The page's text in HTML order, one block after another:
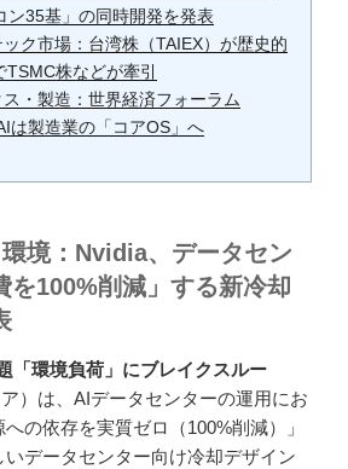
ン35基」の同時開発を発表
ク市場：台湾株（TAIEX）が歴史的
株などが牽引
・製造：世界経済フォーラム
は製造業の「コアOS」へ
境：Nvidia、データセン
を100%削減」する新冷却
「環境負荷」にブレイクスルー
）は、AIデータセンターの運用にお
の依存を実質ゼロ（100%削減）」
データセンター向け冷却デザイン